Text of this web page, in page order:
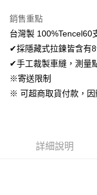
AFTEE先享後付
相關說明
AFTEE先享後付是「在
便利好安心！
１．簡單：不需註冊會員
２．便利：只要手機號碼
３．安心：先確認商品／
２．訂單成立數日內，您
ATM付款
運送方式
全家取貨付款
銷售重點
台灣製 100%Tencel60
✔採隱藏式拉鍊皆含有
✔手工裁製車縫，測量
※寄送限制
※ 可超商取貨付款，因
詳細說明